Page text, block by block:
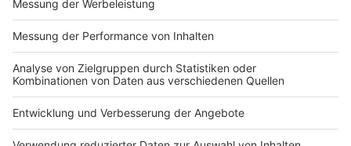
Impressum
Nutzungsbedingungen
Jobs
Presse
Kontakt
Studio-Hotline
Verkehrs-Hotline
Newsletter